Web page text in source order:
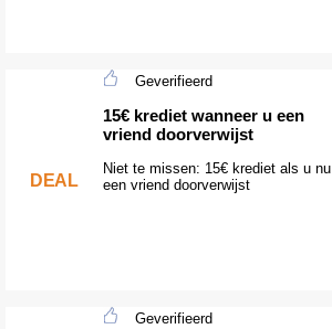
DEAL
Geverifieerd
15€ krediet wanneer u een
vriend doorverwijst
Niet te missen: 15€ krediet als u nu
een vriend doorverwijst
Geverifieerd